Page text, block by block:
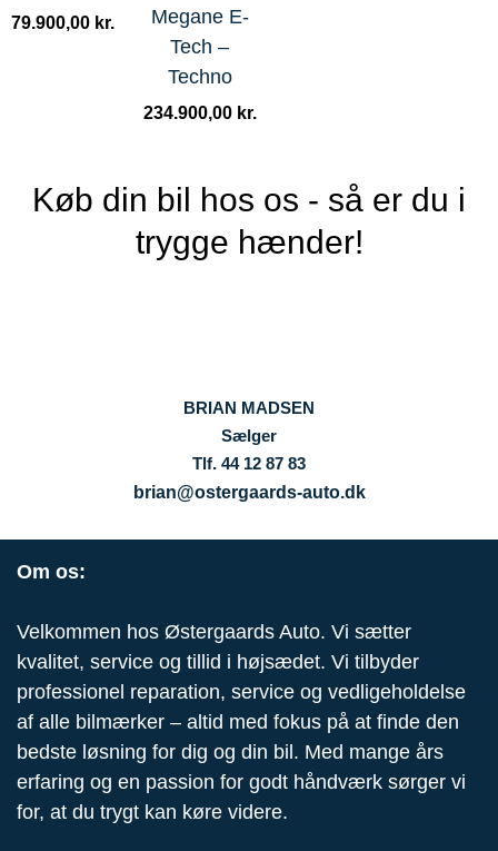
79.900,00 kr.
Megane E-
Tech –
Techno
234.900,00 kr.
Køb din bil hos os - så er du i
trygge hænder!
BRIAN MADSEN
Sælger
Tlf. 44 12 87 83
brian@ostergaards-auto.dk
Om os:
Velkommen hos Østergaards Auto. Vi sætter
kvalitet, service og tillid i højsædet. Vi tilbyder
professionel reparation, service og vedligeholdelse
af alle bilmærker – altid med fokus på at finde den
bedste løsning for dig og din bil. Med mange års
erfaring og en passion for godt håndværk sørger vi
for, at du trygt kan køre videre.